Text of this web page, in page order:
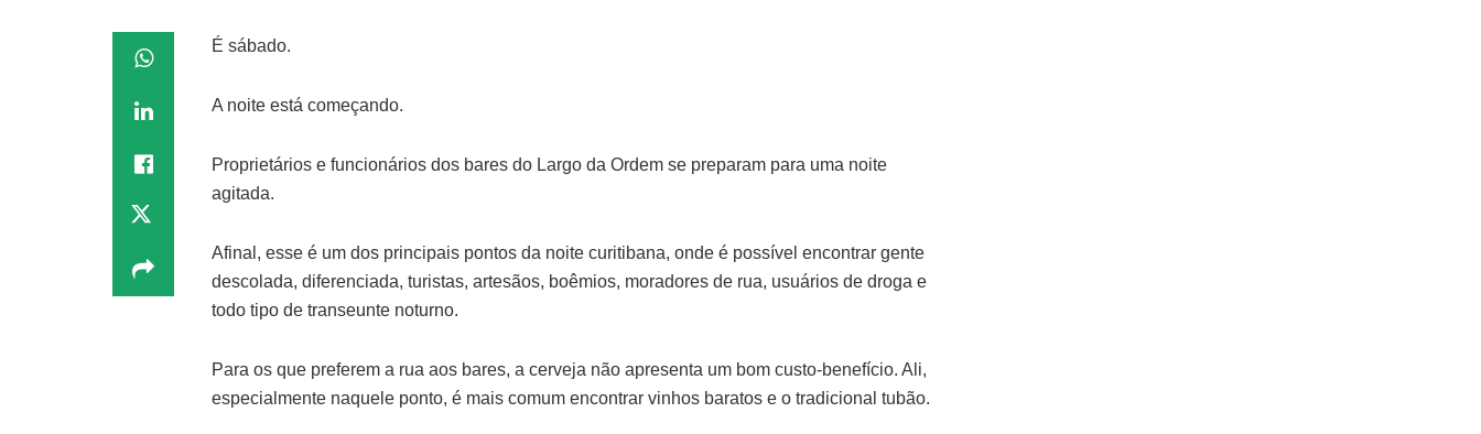
É sábado.
A noite está começando.
Proprietários e funcionários dos bares do Largo da Ordem se preparam para uma noite
agitada.
Afinal, esse é um dos principais pontos da noite curitibana, onde é possível encontrar gente
descolada, diferenciada, turistas, artesãos, boêmios, moradores de rua, usuários de droga e
todo tipo de transeunte noturno.
Para os que preferem a rua aos bares, a cerveja não apresenta um bom custo-benefício. Ali,
especialmente naquele ponto, é mais comum encontrar vinhos baratos e o tradicional tubão.